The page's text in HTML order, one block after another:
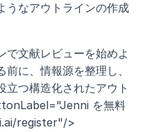
うなアウトラインの作成
文献レビューを始めよ
に、情報源を整理し、
立つ構造化されたアウト
を無料
register"/>